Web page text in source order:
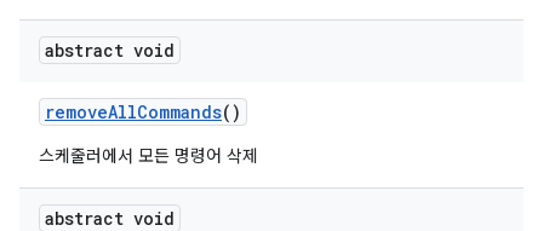
abstract void
removeAllCommands()
스케줄러에서 모든 명령어 삭제
abstract void